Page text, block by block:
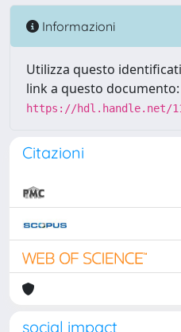
Informazioni
Utilizza questo
link a questo documento:
https://hdl.handle.net/
Citazioni
social impact